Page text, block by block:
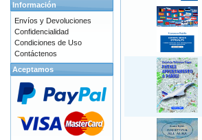
Información
Envíos y Devoluciones
Confidencialidad
Condiciones de Uso
Contáctenos
Aceptamos